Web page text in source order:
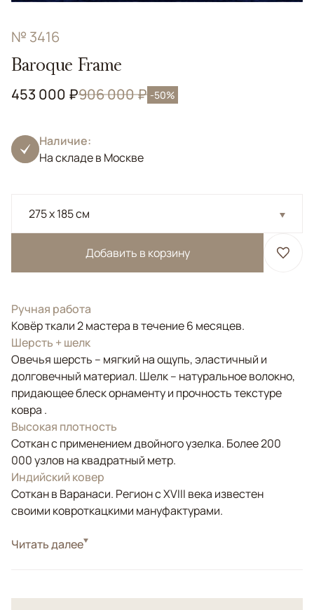
№ 3416
Baroque Frame
453 000 ₽906 000 ₽ -50%
Наличие:
На складе в Москве
275 x 185 см
Добавить в корзину
Ручная работа
Ковёр ткали 2 мастера в течение 6 месяцев.
Шерсть + шелк
Овечья шерсть – мягкий на ощупь, эластичный и
долговечный материал. Шелк – натуральное волокно,
придающее блеск орнаменту и прочность текстуре
ковра .
Высокая плотность
Соткан с применением двойного узелка. Более 200
000 узлов на квадратный метр.
Индийский ковер
Соткан в Варанаси. Регион с XVIII века известен
своими ковроткацкими мануфактурами.
СтильКлассические
Читать далее